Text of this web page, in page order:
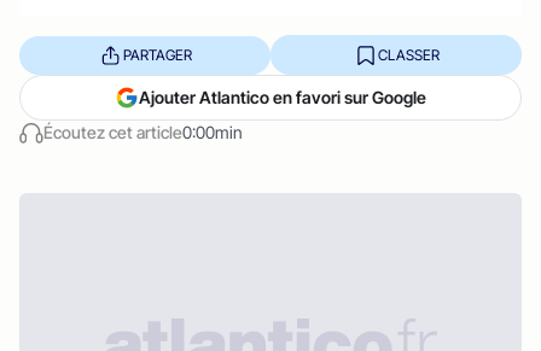
Écoutez cet article0:00min
PARTAGER CLASSER
Ajouter Atlantico en favori sur Google